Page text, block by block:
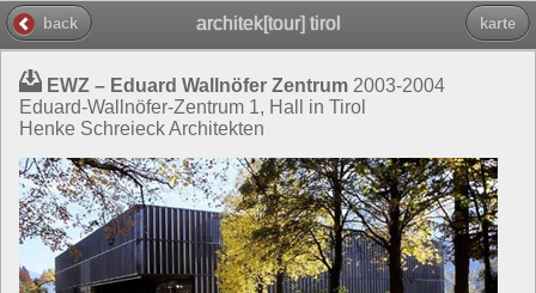
back architek[tour] tirol karte
EWZ – Eduard Wallnöfer Zentrum 2003-2004
Eduard-Wallnöfer-Zentrum 1, Hall in Tirol
Henke Schreieck Architekten